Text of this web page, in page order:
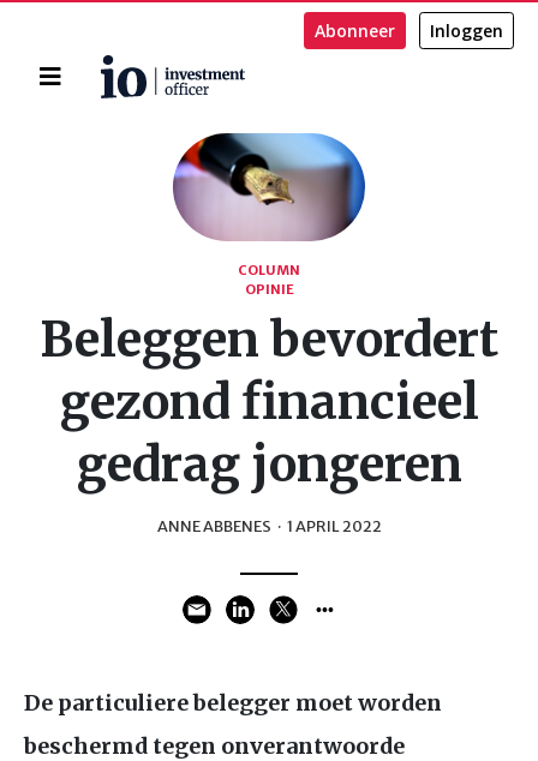
Home
Abonneer Inloggen
COLUMN
OPINIE
Beleggen bevordert
gezond financieel
gedrag jongeren
ANNE ABBENES · 1 APRIL 2022
De particuliere belegger moet worden
beschermd tegen onverantwoorde